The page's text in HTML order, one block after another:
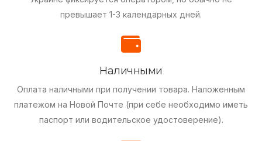
превышает 1-3 календарных дней.
Наличными
Оплата наличными при получении товара. Наложенным
платежом на Новой Почте (при себе необходимо иметь
паспорт или водительское удостоверение).